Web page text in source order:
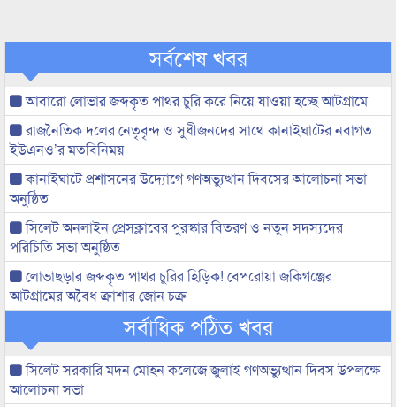
সর্বশেষ খবর
আবারো লোভার জব্দকৃত পাথর চুরি করে নিয়ে যাওয়া হচ্ছে আটগ্রামে
রাজনৈতিক দলের নেতৃবৃন্দ ও সুধীজনদের সাথে কানাইঘাটের নবাগত
ইউএনও’র মতবিনিময়
কানাইঘাটে প্রশাসনের উদ্যোগে গণঅভ্যুত্থান দিবসের আলোচনা সভা
অনুষ্ঠিত
সিলেট অনলাইন প্রেসক্লাবের পুরস্কার বিতরণ ও নতুন সদস্যদের
পরিচিতি সভা অনুষ্ঠিত
লোভাছড়ার জব্দকৃত পাথর চুরির হিড়িক! বেপরোয়া জকিগঞ্জের
আটগ্রামের অবৈধ ক্রাশার জোন চক্র
সর্বাধিক পঠিত খবর
সিলেট সরকারি মদন মোহন কলেজে জুলাই গণঅভ্যুত্থান দিবস উপলক্ষে
আলোচনা সভা